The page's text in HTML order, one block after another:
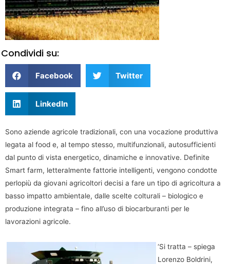
Condividi su:
Facebook Twitter
LinkedIn
Sono aziende agricole tradizionali, con una vocazione produttiva
legata al food e, al tempo stesso, multifunzionali, autosufficienti
dal punto di vista energetico, dinamiche e innovative. Definite
Smart farm, letteralmente fattorie intelligenti, vengono condotte
perlopiù da giovani agricoltori decisi a fare un tipo di agricoltura a
basso impatto ambientale, dalle scelte colturali – biologico e
produzione integrata – fino all’uso di biocarburanti per le
lavorazioni agricole.
‘Si tratta – spiega
Lorenzo Boldrini,